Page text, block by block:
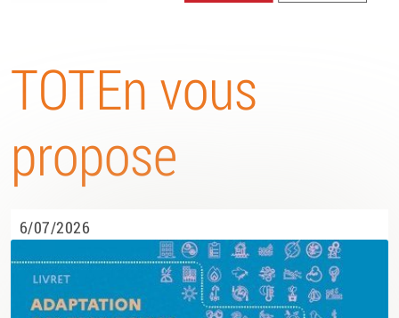
TOTEn vous
propose
6/07/2026